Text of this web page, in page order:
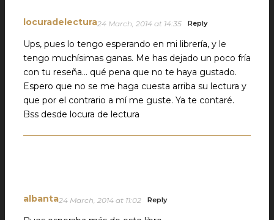
locuradelectura24 March, 2014 at 14:35 Reply
Ups, pues lo tengo esperando en mi librería, y le
tengo muchísimas ganas. Me has dejado un poco fría
con tu reseña… qué pena que no te haya gustado.
Espero que no se me haga cuesta arriba su lectura y
que por el contrario a mí me guste. Ya te contaré.
Bss desde locura de lectura
albanta24 March, 2014 at 11:02 Reply